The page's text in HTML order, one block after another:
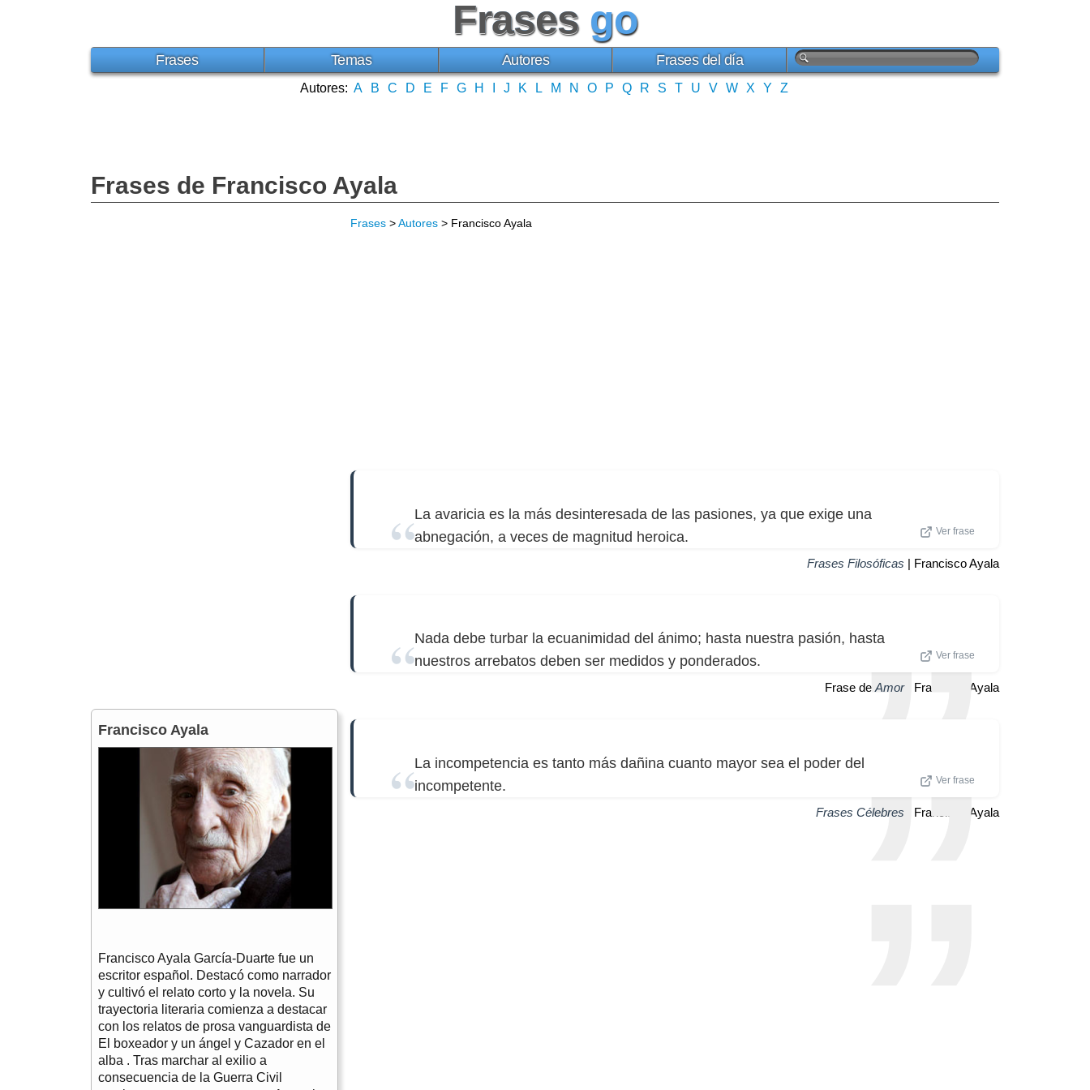
Frases go
Frases Temas Autores Frases del día
Autores: A B C D E F G H J K L M N O P Q R S T U V W X Y Z
Frases de Francisco Ayala
Frases >Autores > Francisco Ayala
La avaricia es la más desinteresada de las pasiones, ya que exige una
abnegación, a veces de magnitud heroica.
Ver frase
Frases Filosóficas | Francisco Ayala
Nada debe turbar la ecuanimidad del ánimo; hasta nuestra pasión, hasta
nuestros arrebatos deben ser medidos y ponderados.
Ver frase
Frase de Amor| Francisco Ayala
La incompetencia es tanto más dañina cuanto mayor sea el poder del
incompetente.
Ver frase
Frases Célebres | Francisco Ayala
Francisco Ayala
Francisco Ayala García-Duarte fue un
escritor español. Destacó como narrador
y cultivó el relato corto y la novela. Su
trayectoria literaria comienza a destacar
con los relatos de prosa vanguardista de
El boxeador y un ángel y Cazador en el
alba . Tras marchar al exilio a
consecuencia de la Guerra Civil